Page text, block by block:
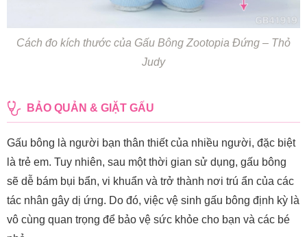
Cách đo kích thước của Gấu Bông Zootopia Đứng – Thỏ
Judy
BẢO QUẢN & GIẶT GẤU
Gấu bông là người bạn thân thiết của nhiều người, đặc biệt
là trẻ em. Tuy nhiên, sau một thời gian sử dụng, gấu bông
sẽ dễ bám bụi bẩn, vi khuẩn và trở thành nơi trú ẩn của các
tác nhân gây dị ứng. Do đó, việc vệ sinh gấu bông định kỳ là
vô cùng quan trọng để bảo vệ sức khỏe cho bạn và các bé